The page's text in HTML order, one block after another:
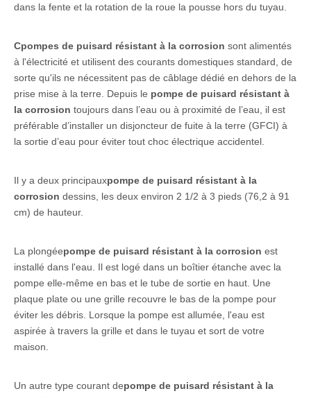
dans la fente et la rotation de la roue la pousse hors du tuyau.
Cpompes de puisard résistant à la corrosion sont alimentés
à l'électricité et utilisent des courants domestiques standard, de
sorte qu'ils ne nécessitent pas de câblage dédié en dehors de la
prise mise à la terre. Depuis le pompe de puisard résistant à
la corrosion toujours dans l’eau ou à proximité de l’eau, il est
préférable d’installer un disjoncteur de fuite à la terre (GFCI) à
la sortie d’eau pour éviter tout choc électrique accidentel.
Il y a deux principauxpompe de puisard résistant à la
corrosion dessins, les deux environ 2 1/2 à 3 pieds (76,2 à 91
cm) de hauteur.
La plongéepompe de puisard résistant à la corrosion est
installé dans l'eau. Il est logé dans un boîtier étanche avec la
pompe elle-même en bas et le tube de sortie en haut. Une
plaque plate ou une grille recouvre le bas de la pompe pour
éviter les débris. Lorsque la pompe est allumée, l'eau est
aspirée à travers la grille et dans le tuyau et sort de votre
maison.
Un autre type courant depompe de puisard résistant à la